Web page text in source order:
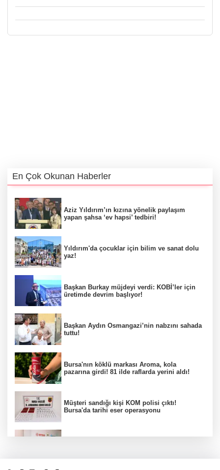
En Çok Okunan Haberler
Aziz Yıldırım’ın kızına yönelik paylaşım
yapan şahsa ‘ev hapsi’ tedbiri!
Yıldırım'da çocuklar için bilim ve sanat dolu
yaz!
Başkan Burkay müjdeyi verdi: KOBİ’ler için
üretimde devrim başlıyor!
Başkan Aydın Osmangazi’nin nabzını sahada
tuttu!
Bursa'nın köklü markası Aroma, kola
pazarına girdi! 81 ilde raflarda yerini aldı!
Müşteri sandığı kişi KOM polisi çıktı!
Bursa'da tarihi eser operasyonu